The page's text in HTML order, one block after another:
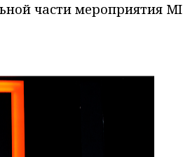
части мероприятия